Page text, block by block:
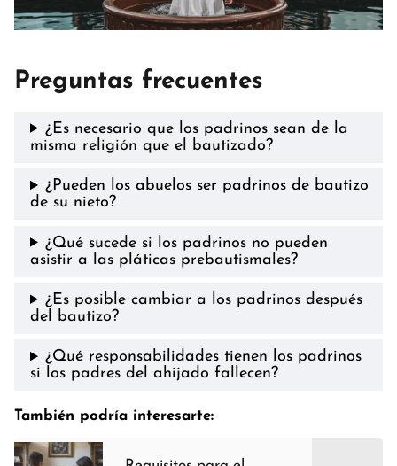
Preguntas frecuentes
¿Es necesario que los padrinos sean de la
misma religión que el bautizado?
¿Pueden los abuelos ser padrinos de bautizo
de su nieto?
¿Qué sucede si los padrinos no pueden
asistir a las pláticas prebautismales?
¿Es posible cambiar a los padrinos después
del bautizo?
¿Qué responsabilidades tienen los padrinos
si los padres del ahijado fallecen?
También podría interesarte: